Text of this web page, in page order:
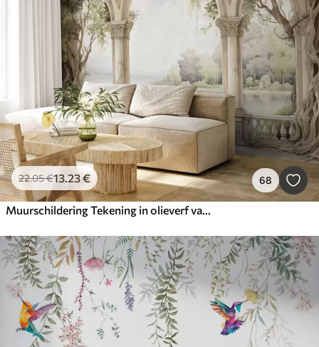
22.05€13.23€ 68
Muurschildering Tekening in olieverf van boog